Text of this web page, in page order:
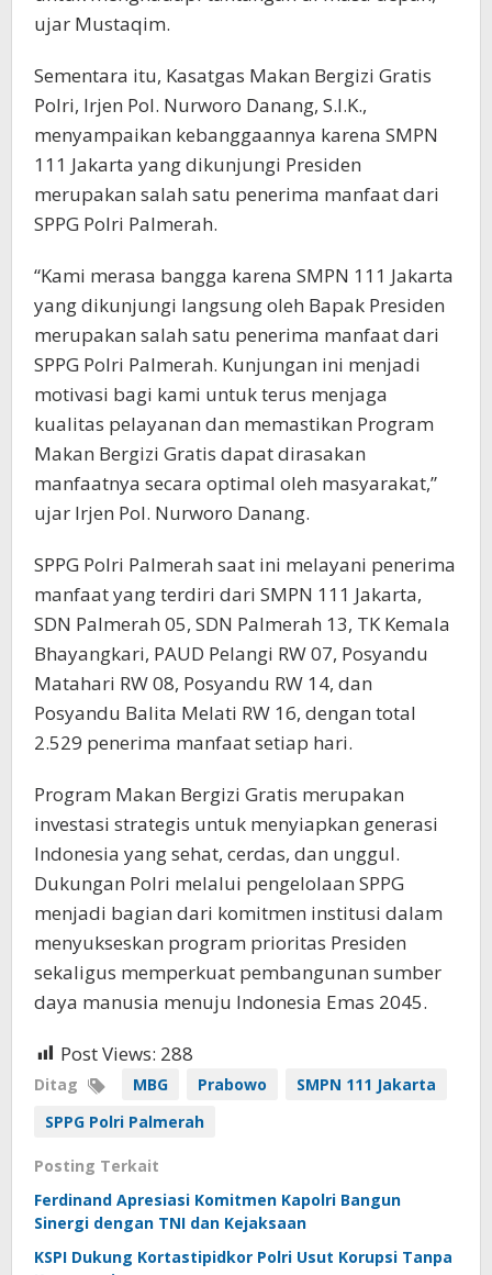
ujar Mustaqim.
Sementara itu, Kasatgas Makan Bergizi Gratis
Polri, Irjen Pol. Nurworo Danang, S.I.K.,
menyampaikan kebanggaannya karena SMPN
111 Jakarta yang dikunjungi Presiden
merupakan salah satu penerima manfaat dari
SPPG Polri Palmerah.
“Kami merasa bangga karena SMPN 111 Jakarta
yang dikunjungi langsung oleh Bapak Presiden
merupakan salah satu penerima manfaat dari
SPPG Polri Palmerah. Kunjungan ini menjadi
motivasi bagi kami untuk terus menjaga
kualitas pelayanan dan memastikan Program
Makan Bergizi Gratis dapat dirasakan
manfaatnya secara optimal oleh masyarakat,”
ujar Irjen Pol. Nurworo Danang.
SPPG Polri Palmerah saat ini melayani penerima
manfaat yang terdiri dari SMPN 111 Jakarta,
SDN Palmerah 05, SDN Palmerah 13, TK Kemala
Bhayangkari, PAUD Pelangi RW 07, Posyandu
Matahari RW 08, Posyandu RW 14, dan
Posyandu Balita Melati RW 16, dengan total
2.529 penerima manfaat setiap hari.
Program Makan Bergizi Gratis merupakan
investasi strategis untuk menyiapkan generasi
Indonesia yang sehat, cerdas, dan unggul.
Dukungan Polri melalui pengelolaan SPPG
menjadi bagian dari komitmen institusi dalam
menyukseskan program prioritas Presiden
sekaligus memperkuat pembangunan sumber
daya manusia menuju Indonesia Emas 2045.
Post Views: 288
Ditag MBG Prabowo
SMPN 111 Jakarta
SPPG Polri Palmerah
Posting Terkait
Ferdinand Apresiasi Komitmen Kapolri Bangun
Sinergi dengan TNI dan Kejaksaan
KSPI Dukung Kortastipidkor Polri Usut Korupsi Tanpa